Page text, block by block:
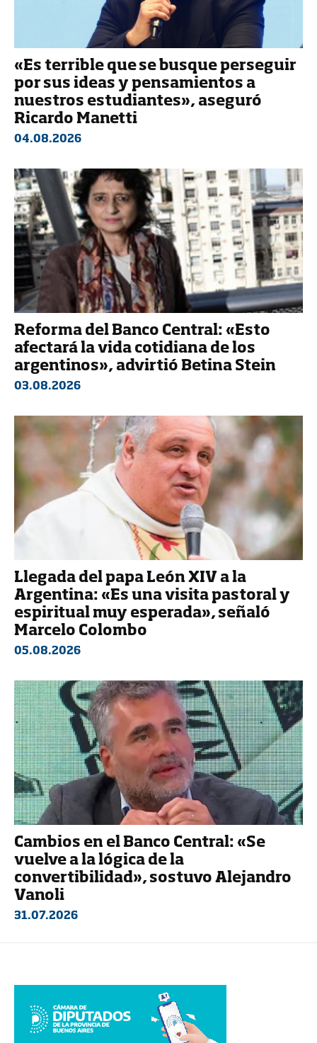
«Es terrible que se busque perseguir
por sus ideas y pensamientos a
nuestros estudiantes», aseguró
Ricardo Manetti
04.08.2026
Reforma del Banco Central: «Esto
afectará la vida cotidiana de los
argentinos», advirtió Betina Stein
03.08.2026
Llegada del papa León XIV a la
Argentina: «Es una visita pastoral y
espiritual muy esperada», señaló
Marcelo Colombo
05.08.2026
Cambios en el Banco Central: «Se
vuelve a la lógica de la
convertibilidad», sostuvo Alejandro
Vanoli
31.07.2026